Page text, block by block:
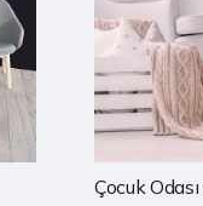
Mutfak